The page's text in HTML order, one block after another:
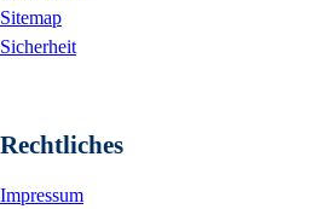
Sitemap
Sicherheit
Rechtliches
Impressum